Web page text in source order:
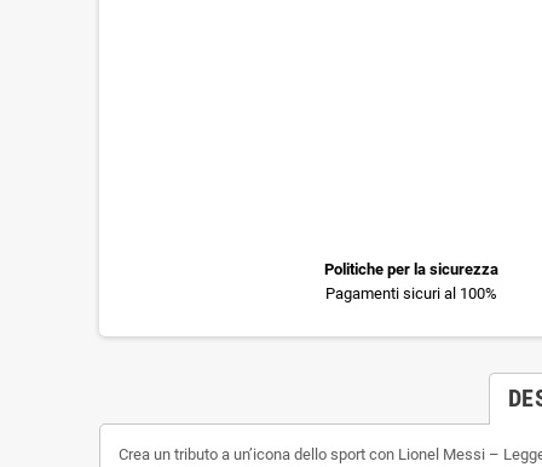
Politiche per la sicurezza
Pagamenti sicuri al 100%
Crea un tributo a un’icona dello sport con Lionel Messi –